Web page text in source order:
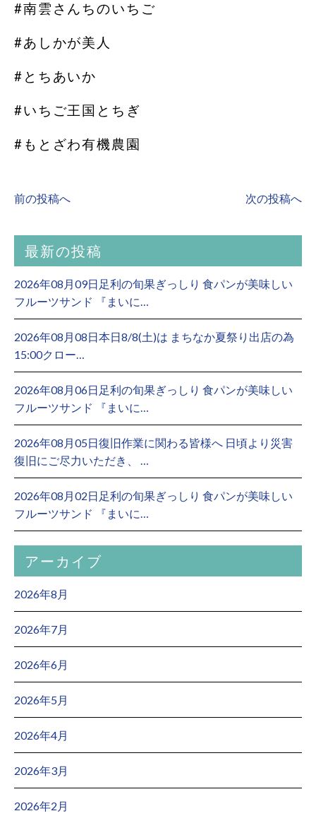
#南雲さんちのいちご
#あしかが美人
#とちあいか
#いちご王国とちぎ
#もとざわ有機農園
前の投稿へ 次の投稿へ
最新の投稿
2026年08月09日足利の旬果ぎっしり 食パンが美味しい
フルーツサンド 『まいに…
2026年08月08日本日8/8(土)は まちなか夏祭り出店の為
15:00クロー…
2026年08月06日足利の旬果ぎっしり 食パンが美味しい
フルーツサンド 『まいに…
2026年08月05日復旧作業に関わる皆様へ 日頃より災害
復旧にご尽力いただき、 …
2026年08月02日足利の旬果ぎっしり 食パンが美味しい
フルーツサンド 『まいに…
アーカイブ
2026年8月
2026年7月
2026年6月
2026年5月
2026年4月
2026年3月
2026年2月